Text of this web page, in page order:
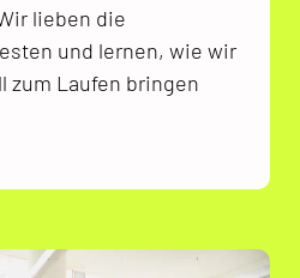
lieben die
und lernen, wie wir
zum Laufen bringen